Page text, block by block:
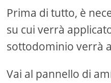
Prima di tutto, è
su cui verrà
sottodominio verrà
Vai al pannello di